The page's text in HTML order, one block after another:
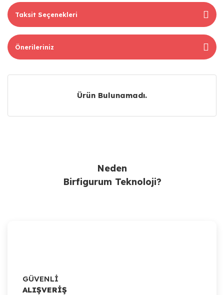
Taksit Seçenekleri
Önerileriniz
Ürün Bulunamadı.
Neden
Birfigurum Teknoloji?
GÜVENLİ
ALIŞVERİŞ